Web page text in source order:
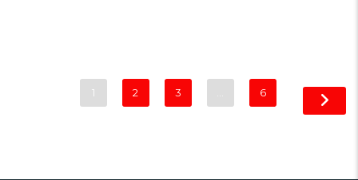
1 2 3 6